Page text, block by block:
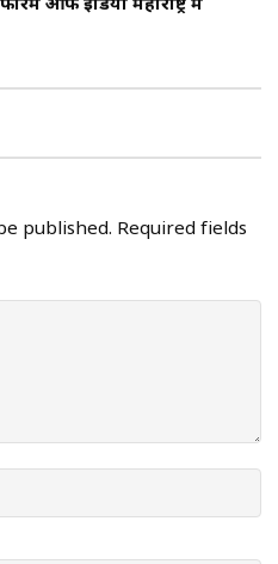
ऑफ इंडिया महाराष्ट्र में
published. Required fields